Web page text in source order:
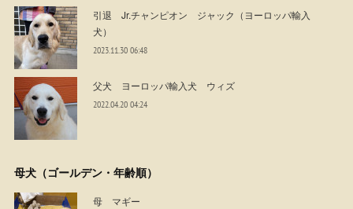
引退 Jr.チャンピオン ジャック（ヨーロッパ輸入
犬）
2023.11.30 06:48
父犬 ヨーロッパ輸入犬 ウィズ
2022.04.20 04:24
母犬（ゴールデン・年齢順）
母 マギー